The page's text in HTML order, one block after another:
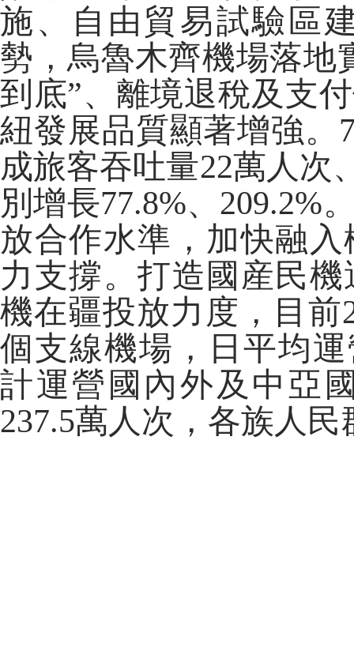
施、自由貿易試驗區
勢，烏魯木齊機場落地
到底”、離境退稅及支
紐發展品質顯著增強。
成旅客吞吐量22萬人次
別增長77.8%、209.2%
放合作水準，加快融
力支撐。打造國産民
機在疆投放力度，目前
個支線機場，日平均
計運營國內外及中亞
237.5萬人次，各族人